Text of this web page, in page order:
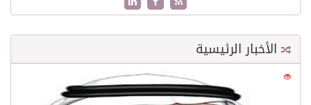
الأخبار الرئيسية
21628